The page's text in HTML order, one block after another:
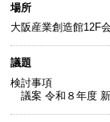
場所
大阪産業創造館12F
議題
検討事項
議案 令和８年度